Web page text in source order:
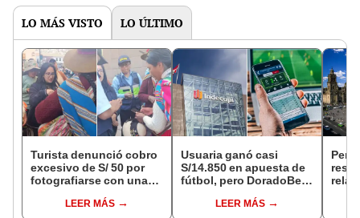
LO MÁS VISTO LO ÚLTIMO
Turista denunció cobro
excesivo de S/ 50 por
fotografiarse con una
Serenazgo recuperó el
LEER MÁS
Usuaria ganó casi
S/14.850 en apuesta de
fútbol, pero DoradoBet
Indecopi multó a la
LEER MÁS
Perú